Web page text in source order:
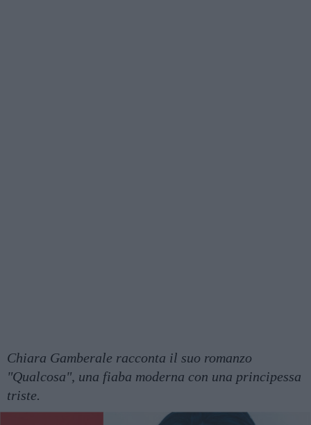
Chiara Gamberale racconta il suo romanzo
"Qualcosa", una fiaba moderna con una principessa
triste.